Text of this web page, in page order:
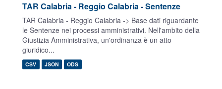
TAR Calabria - Reggio Calabria - Sentenze
TAR Calabria - Reggio Calabria -> Base dati riguardante
le Sentenze nei processi amministrativi. Nell'ambito della
Giustizia Amministrativa, un'ordinanza è un atto
giuridico...
CSV JSON ODS